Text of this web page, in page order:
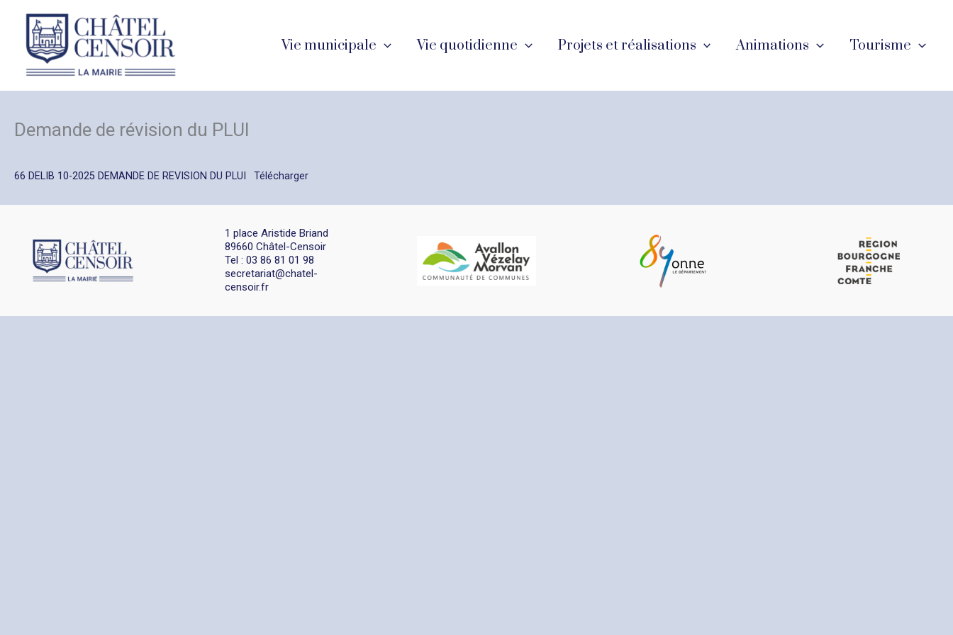
contenu
Vie municipale Vie quotidienne Projets et réalisations Animations Tourisme
Demande de révision du PLUI
66 DELIB 10-2025 DEMANDE DE REVISION DU PLUI Télécharger
1 place Aristide Briand
89660 Châtel-Censoir
Tel : 03 86 81 01 98
secretariat@chatel-
censoir.fr